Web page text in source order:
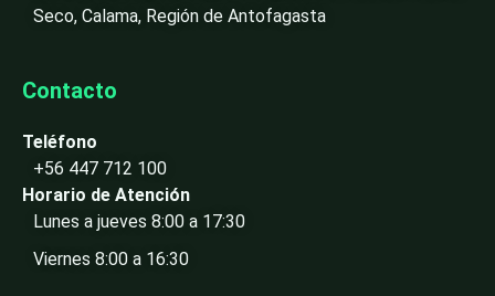
Seco, Calama, Región de Antofagasta
Contacto
Teléfono
+56 447 712 100
Horario de Atención
Lunes a jueves 8:00 a 17:30
Viernes 8:00 a 16:30